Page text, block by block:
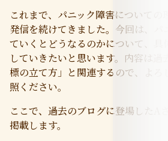
これまで、パニック障害についての
発信を続けてきました。今回は、パ
ていくとどうなるのかについて、具
していきたいと思います。内容は過
標の立て方」と関連するので、よろ
照ください。
ここで、過去のブログに登場したA
掲載します。